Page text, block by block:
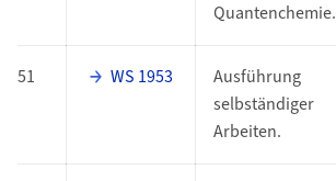
Quantenchemie.
51 WS 1953
Ausführung
selbständiger
Arbeiten.